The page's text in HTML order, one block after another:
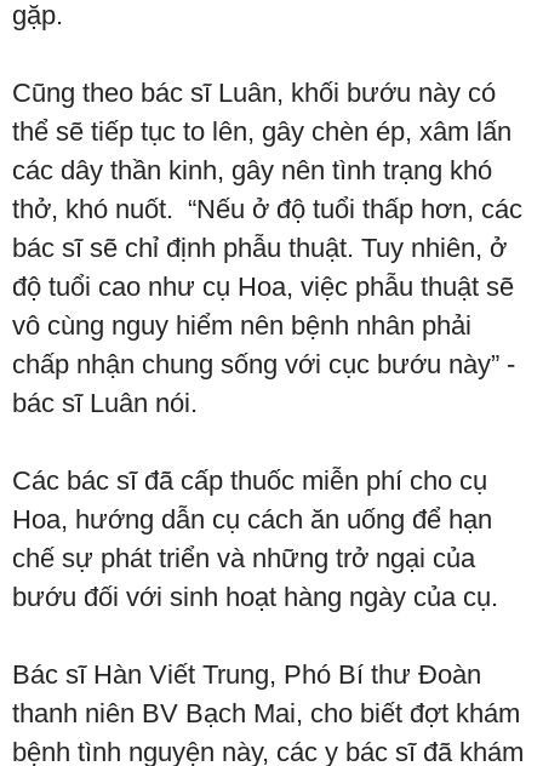
gặp.
Cũng theo bác sĩ Luân, khối bướu này có
thể sẽ tiếp tục to lên, gây chèn ép, xâm lấn
các dây thần kinh, gây nên tình trạng khó
thở, khó nuốt. “Nếu ở độ tuổi thấp hơn, các
bác sĩ sẽ chỉ định phẫu thuật. Tuy nhiên, ở
độ tuổi cao như cụ Hoa, việc phẫu thuật sẽ
vô cùng nguy hiểm nên bệnh nhân phải
chấp nhận chung sống với cục bướu này” -
bác sĩ Luân nói.
Các bác sĩ đã cấp thuốc miễn phí cho cụ
Hoa, hướng dẫn cụ cách ăn uống để hạn
chế sự phát triển và những trở ngại của
bướu đối với sinh hoạt hàng ngày của cụ.
Bác sĩ Hàn Viết Trung, Phó Bí thư Đoàn
thanh niên BV Bạch Mai, cho biết đợt khám
bệnh tình nguyện này, các y bác sĩ đã khám